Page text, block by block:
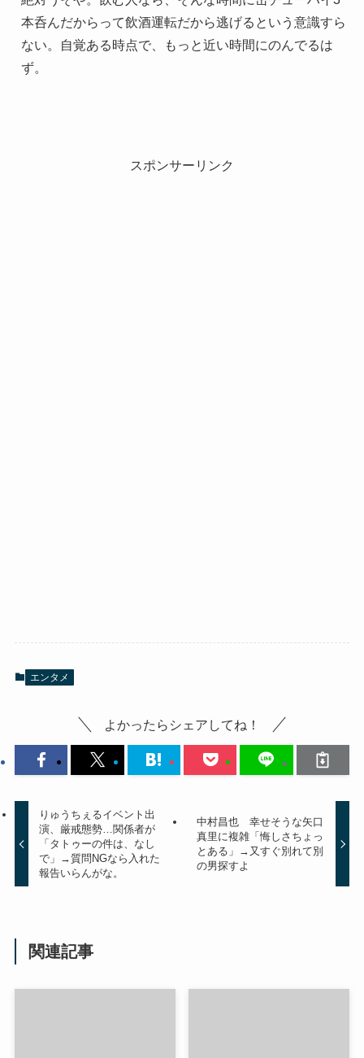
本呑んだからって飲酒運転だから逃げるという意識すら
ない。自覚ある時点で、もっと近い時間にのんでるは
ず。
スポンサーリンク
エンタメ
よかったらシェアしてね！
りゅうちぇるイベント出
演、厳戒態勢…関係者が
「タトゥーの件は、なし
で」→質問NGなら入れた
報告いらんがな。
中村昌也 幸せそうな矢口
真里に複雑「悔しさちょっ
とある」→又すぐ別れて別
の男探すよ
関連記事